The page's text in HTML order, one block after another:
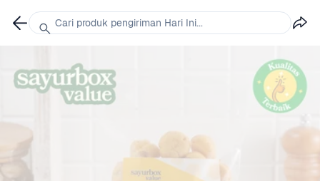
Cari produk pengiriman Hari Ini...